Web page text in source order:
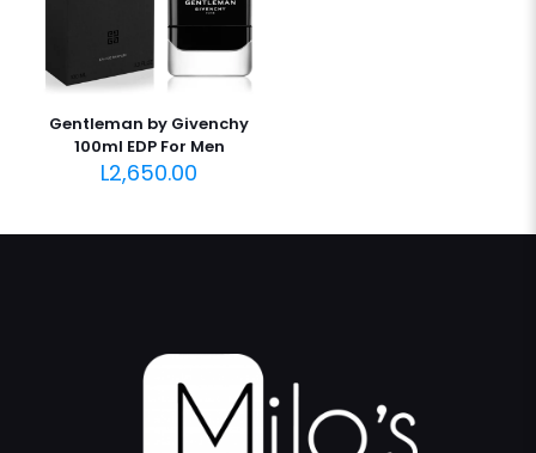
Gentleman by Givenchy
100ml EDP For Men
L2,650.00